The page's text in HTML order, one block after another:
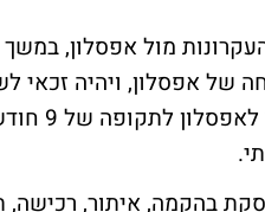
מול אפסלון,
של אפסלון, ויהיה זכאי
בהקמה, איתור, רכישה,